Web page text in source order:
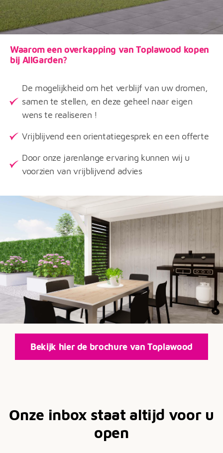
Waarom een overkapping van Toplawood kopen
bij AllGarden?
De mogelijkheid om het verblijf van uw dromen,
samen te stellen, en deze geheel naar eigen
wens te realiseren !
Vrijblijvend een orientatiegesprek en een offerte
Door onze jarenlange ervaring kunnen wij u
voorzien van vrijblijvend advies
Bekijk hier de brochure van Toplawood
Onze inbox staat altijd voor u
open